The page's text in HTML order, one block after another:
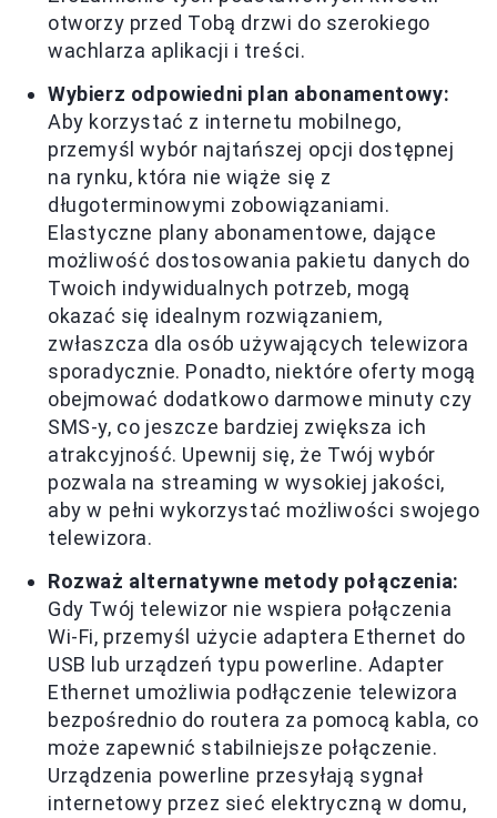
otworzy przed Tobą drzwi do szerokiego
wachlarza aplikacji i treści.
Wybierz odpowiedni plan abonamentowy:
Aby korzystać z internetu mobilnego,
przemyśl wybór najtańszej opcji dostępnej
na rynku, która nie wiąże się z
długoterminowymi zobowiązaniami.
Elastyczne plany abonamentowe, dające
możliwość dostosowania pakietu danych do
Twoich indywidualnych potrzeb, mogą
okazać się idealnym rozwiązaniem,
zwłaszcza dla osób używających telewizora
sporadycznie. Ponadto, niektóre oferty mogą
obejmować dodatkowo darmowe minuty czy
SMS-y, co jeszcze bardziej zwiększa ich
atrakcyjność. Upewnij się, że Twój wybór
pozwala na streaming w wysokiej jakości,
aby w pełni wykorzystać możliwości swojego
telewizora.
Rozważ alternatywne metody połączenia:
Gdy Twój telewizor nie wspiera połączenia
Wi-Fi, przemyśl użycie adaptera Ethernet do
USB lub urządzeń typu powerline. Adapter
Ethernet umożliwia podłączenie telewizora
bezpośrednio do routera za pomocą kabla, co
może zapewnić stabilniejsze połączenie.
Urządzenia powerline przesyłają sygnał
internetowy przez sieć elektryczną w domu,